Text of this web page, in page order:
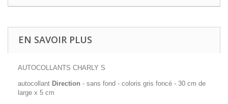
EN SAVOIR PLUS
AUTOCOLLANTS CHARLY S
autocollant Direction - sans fond - coloris gris foncé - 30 cm de
large x 5 cm